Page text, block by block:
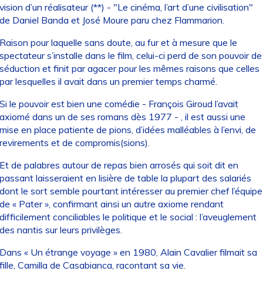
d’un réalisateur (**) - "Le cinéma, l’art d’une civilisation"
Daniel Banda et José Moure paru chez Flammarion.
pour laquelle sans doute, au fur et à mesure que le
s’installe dans le film, celui-ci perd de son pouvoir de
et finit par agacer pour les mêmes raisons que celles
lesquelles il avait dans un premier temps charmé.
le pouvoir est bien une comédie - François Giroud l’avait
dans un de ses romans dès 1977 - , il est aussi une
en place patiente de pions, d’idées malléables à l’envi, de
et de compromis(sions).
de palabres autour de repas bien arrosés qui soit dit en
laisseraient en lisière de table la plupart des salariés
le sort semble pourtant intéresser au premier chef l’équipe
« Pater », confirmant ainsi un autre axiome rendant
conciliables le politique et le social : l’aveuglement
nantis sur leurs privilèges.
« Un étrange voyage » en 1980, Alain Cavalier filmait sa
Camilla de Casabianca, racontant sa vie.